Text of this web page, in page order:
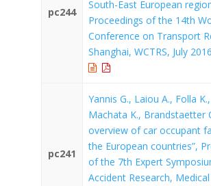
pc244
South-East European
Proceedings of the 14th
Conference on Transport
Shanghai, WCTRS, July
pc241
Yannis G., Laiou A., Folla
Machata K., Brandstaetter
overview of car occupant
the European countries”,
of the 7th Expert
Accident Research,